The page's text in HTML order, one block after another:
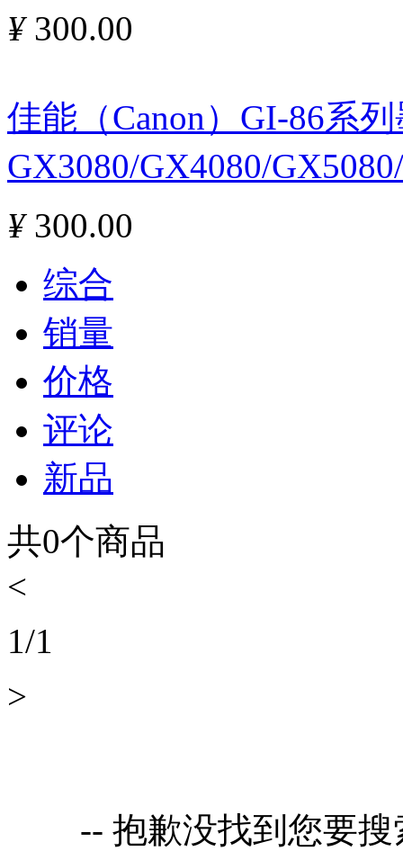
¥300.00
佳能（Canon）GI-86系
GX3080/GX4080/
¥300.00
综合
销量
价格
评论
新品
共0个商品
<
1/1
>
-- 抱歉没找到您要